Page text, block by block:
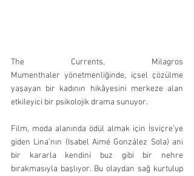
The Currents, Milagros
Mumenthaler yönetmenliğinde, içsel çözülme
yaşayan bir kadının hikâyesini merkeze alan
etkileyici bir psikolojik drama sunuyor.
Film, moda alanında ödül almak için İsviçre’ye
giden Lina’nın (Isabel Aimé González Sola) ani
bir kararla kendini buz gibi bir nehre
bırakmasıyla başlıyor. Bu olaydan sağ kurtulup